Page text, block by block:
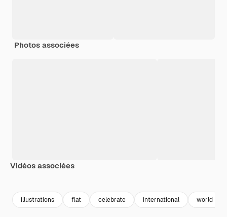
Photos associées
Vidéos associées
illustrations flat celebrate international world